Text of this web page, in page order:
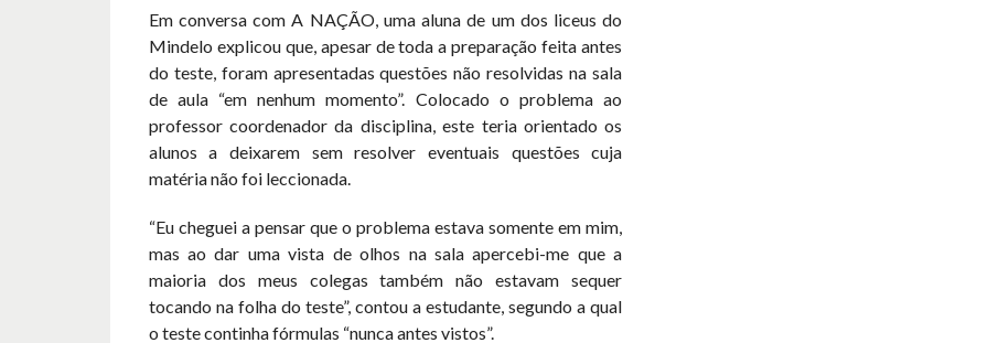
Em conversa com A NAÇÃO, uma aluna de um dos liceus do
Mindelo explicou que, apesar de toda a preparação feita antes
do teste, foram apresentadas questões não resolvidas na sala
de aula “em nenhum momento”. Colocado o problema ao
professor coordenador da disciplina, este teria orientado os
alunos a deixarem sem resolver eventuais questões cuja
matéria não foi leccionada.
“Eu cheguei a pensar que o problema estava somente em mim,
mas ao dar uma vista de olhos na sala apercebi-me que a
maioria dos meus colegas também não estavam sequer
tocando na folha do teste”, contou a estudante, segundo a qual
o teste continha fórmulas “nunca antes vistos”.